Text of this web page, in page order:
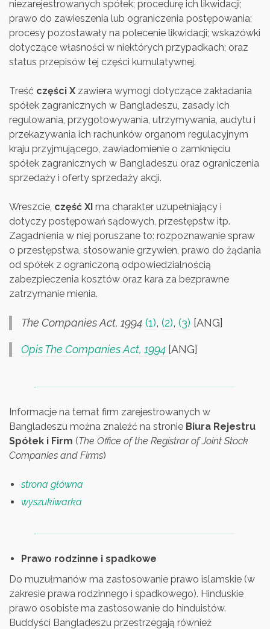
niezarejestrowanych spółek; procedurę ich likwidacji;
prawo do zawieszenia lub ograniczenia postępowania;
procesy pozostawały na polecenie likwidacji; wskazówki
dotyczące własności w niektórych przypadkach; oraz
status przepisów tej części kumulatywnej.
Treść części X zawiera wymogi dotyczące zakładania
spółek zagranicznych w Bangladeszu, zasady ich
regulowania, przygotowywania, utrzymywania, audytu i
przekazywania ich rachunków organom regulacyjnym
kraju przyjmującego, zawiadomienie o zamknięciu
spółek zagranicznych w Bangladeszu oraz ograniczenia
sprzedaży i oferty sprzedaży akcji.
Wreszcie, część XI ma charakter uzupełniający i
dotyczy postępowań sądowych, przestępstw itp.
Zagadnienia w niej poruszane to: rozpoznawanie spraw
o przestępstwa, stosowanie grzywien, prawo do żądania
od spółek z ograniczoną odpowiedzialnością
zabezpieczenia kosztów oraz kara za bezprawne
zatrzymanie mienia.
The Companies Act, 1994 (1), (2), (3) [ANG]
Opis The Companies Act, 1994 [ANG]
Informacje na temat firm zarejestrowanych w
Bangladeszu można znaleźć na stronie Biura Rejestru
Spółek i Firm (The Office of the Registrar of Joint Stock
Companies and Firms)
strona główna
wyszukiwarka
Prawo rodzinne i spadkowe
Do muzułmanów ma zastosowanie prawo islamskie (w
zakresie prawa rodzinnego i spadkowego). Hinduskie
prawo osobiste ma zastosowanie do hinduistów.
Buddyści Bangladeszu przestrzegają również